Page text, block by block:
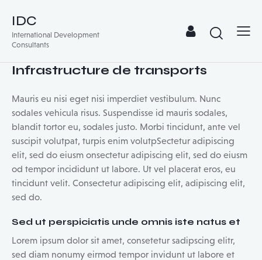
IDC
International Development
Consultants
Infrastructure de transports
Mauris eu nisi eget nisi imperdiet vestibulum. Nunc
sodales vehicula risus. Suspendisse id mauris sodales,
blandit tortor eu, sodales justo. Morbi tincidunt, ante vel
suscipit volutpat, turpis enim volutpSectetur adipiscing
elit, sed do eiusm onsectetur adipiscing elit, sed do eiusm
od tempor incididunt ut labore. Ut vel placerat eros, eu
tincidunt velit. Consectetur adipiscing elit, adipiscing elit,
sed do.
Sed ut perspiciatis unde omnis iste natus et
Lorem ipsum dolor sit amet, consetetur sadipscing elitr,
sed diam nonumy eirmod tempor invidunt ut labore et